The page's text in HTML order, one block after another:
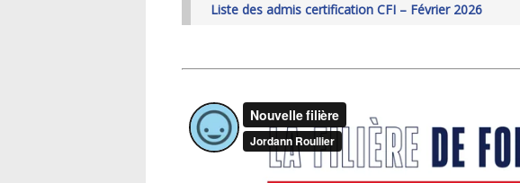
Liste des admis certification CFI – Février 2026